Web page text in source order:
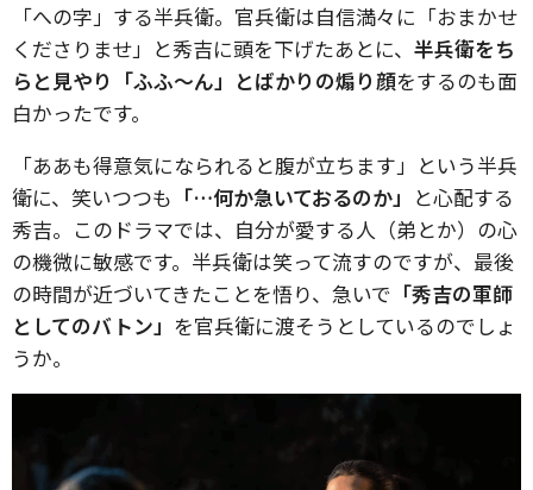
「への字」する半兵衛。官兵衛は自信満々に「おまかせ
くださりませ」と秀吉に頭を下げたあとに、 半兵衛をち
らと見やり「ふふ〜ん」とばかりの煽り顔をするのも面
白かったです。
「ああも得意気になられると腹が立ちます」という半兵
衛に、笑いつつも 「…何か急いておるのか」 と心配する
秀吉。このドラマでは、自分が愛する人（弟とか）の心
の機微に敏感です。半兵衛は笑って流すのですが、最後
の時間が近づいてきたことを悟り、急いで 「秀吉の軍師
としてのバトン」 を官兵衛に渡そうとしているのでしょ
うか。